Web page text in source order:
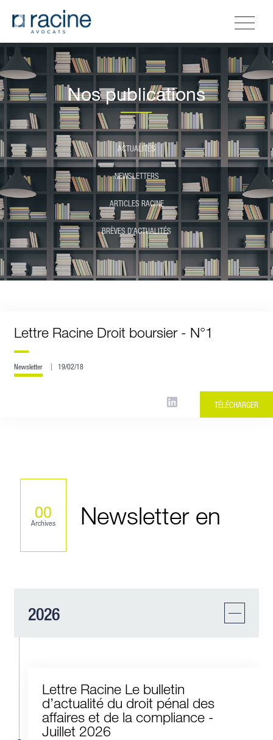
Nos publications
ACTUALITÉS
NEWSLETTERS
ARTICLES RACINE
BRÈVES D'ACTUALITÉS
Lettre Racine Droit boursier - N°1
Newsletter 19/02/18
TÉLÉCHARGER
00
Archives Newsletter en
2026
Lettre Racine Le bulletin
d’actualité du droit pénal des
affaires et de la compliance -
Juillet 2026